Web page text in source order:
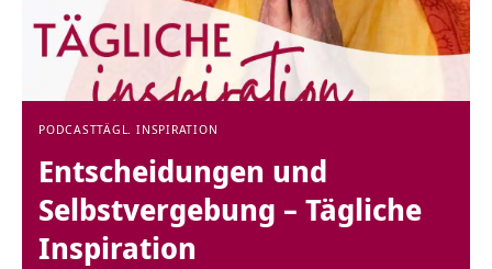
PODCASTTÄGL. INSPIRATION
Entscheidungen und
Selbstvergebung – Tägliche
Inspiration